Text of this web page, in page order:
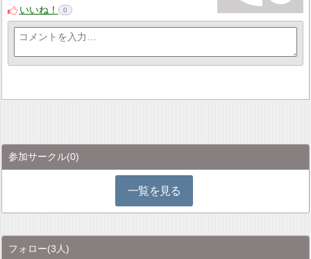
いいね！
0
参加サークル(0)
一覧を見る
フォロー(3人)